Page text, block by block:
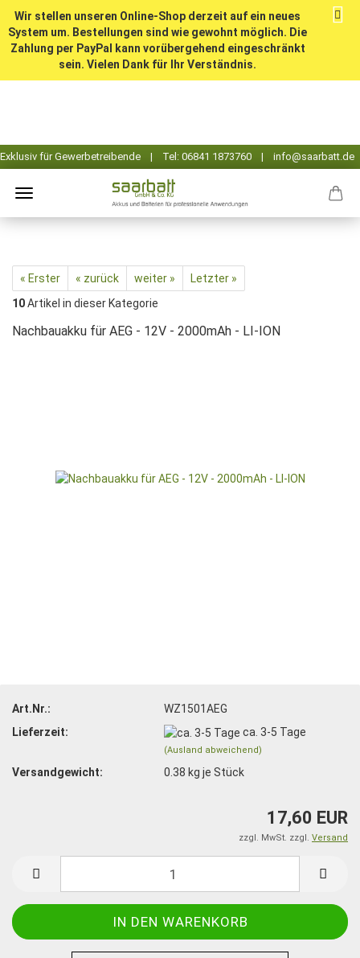
Wir stellen unseren Online-Shop derzeit auf ein neues
System um. Bestellungen sind wie gewohnt möglich. Die
Zahlung per PayPal kann vorübergehend eingeschränkt
sein. Vielen Dank für Ihr Verständnis.
« Erster « zurück weiter »
Letzter »
10Artikel in dieser Kategorie
Nachbauakku für AEG - 12V - 2000mAh - LI-ION
Art.Nr.:
WZ1501AEG
Lieferzeit:
ca. 3-5 Tage
(Ausland abweichend)
Versandgewicht: 0.38 kg je Stück
17,60 EUR
zzgl. MwSt. zzgl. Versand